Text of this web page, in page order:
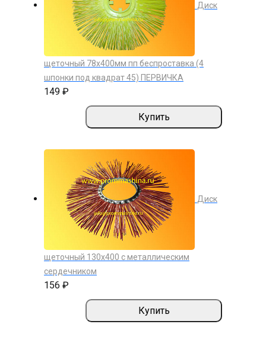
Диск
щеточный 78х400мм пп беспроставка (4
шпонки под квадрат 45) ПЕРВИЧКА
149 ₽
Купить
Диск
щеточный 130х400 с металлическим
сердечником
156 ₽
Купить